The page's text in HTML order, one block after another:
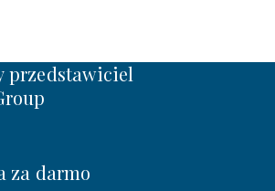
przedstawiciel
za darmo